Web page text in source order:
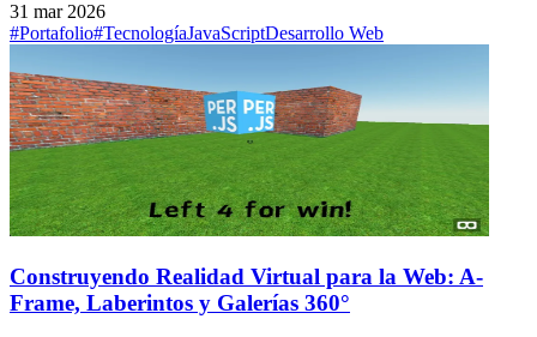
31 mar 2026
#Portafolio#TecnologíaJavaScriptDesarrollo Web
Construyendo Realidad Virtual para la Web: A-
Frame, Laberintos y Galerías 360°